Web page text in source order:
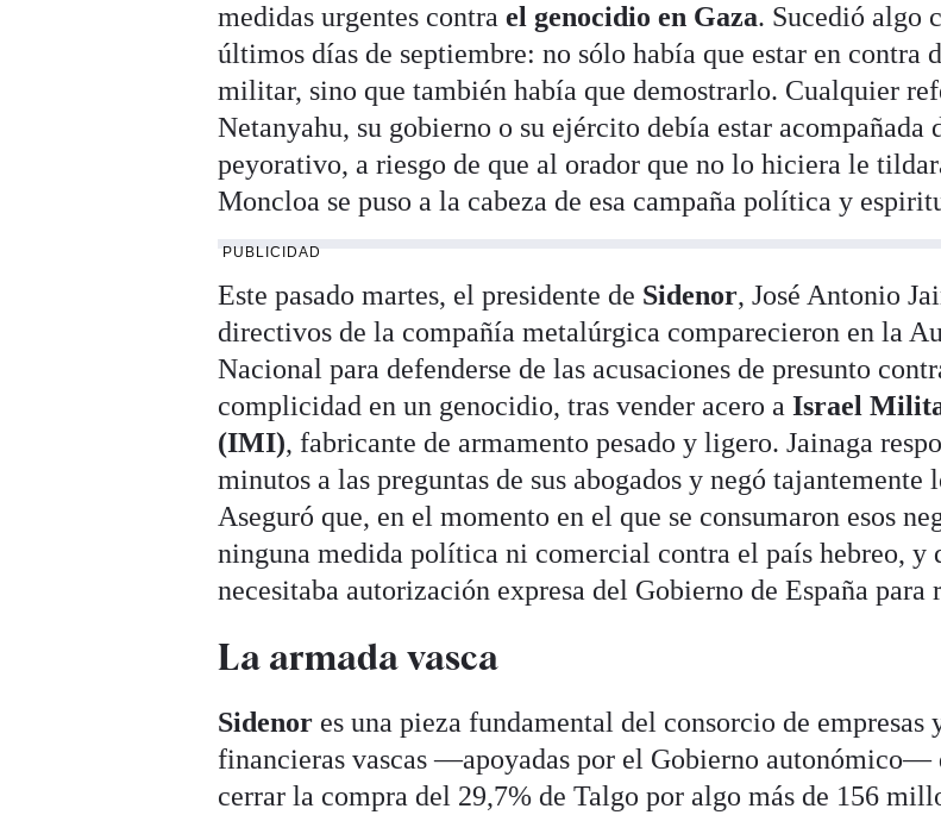
medidas urgentes contrael genocidio en Gaza. Sucedió algo
últimos días de septiembre: no sólo había que estar en contra
militar, sino que también había que demostrarlo. Cualquier
Netanyahu, su gobierno o su ejército debía estar acompañada
peyorativo, a riesgo de que al orador que no lo hiciera le
Moncloa se puso a la cabeza de esa campaña política y
PUBLICIDAD
Este pasado martes, el presidente de Sidenor, José Antonio
directivos de la compañía metalúrgica comparecieron en la
Nacional para defenderse de las acusaciones de presunto
complicidad en un genocidio, tras vender acero aIsrael
(IMI), fabricante de armamento pesado y ligero. Jainaga
minutos a las preguntas de sus abogados y negó tajantemente
Aseguró que, en el momento en el que se consumaron esos
ninguna medida política ni comercial contra el país hebreo, y
necesitaba autorización expresa del Gobierno de España para
La armada vasca
Sidenor es una pieza fundamental del consorcio de empresas
financieras vascas —apoyadas por el Gobierno autonómico—
cerrar la compra del 29,7% de Talgo por algo más de 156